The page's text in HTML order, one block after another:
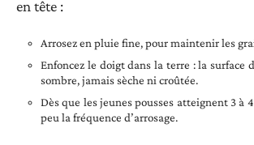
en tête :
Arrosez en pluie fine, pour maintenir les
Enfoncez le doigt dans la terre : la surface
sombre, jamais sèche ni croûtée.
Dès que les jeunes pousses atteignent 3 à
peu la fréquence d’arrosage.